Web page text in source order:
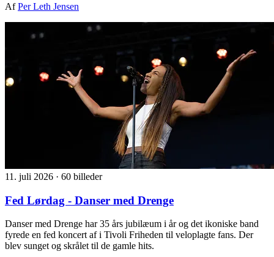
AfPer Leth Jensen
11. juli 2026 · 60 billeder
Fed Lørdag - Danser med Drenge
Danser med Drenge har 35 års jubilæum i år og det ikoniske band
fyrede en fed koncert af i Tivoli Friheden til veloplagte fans. Der
blev sunget og skrålet til de gamle hits.